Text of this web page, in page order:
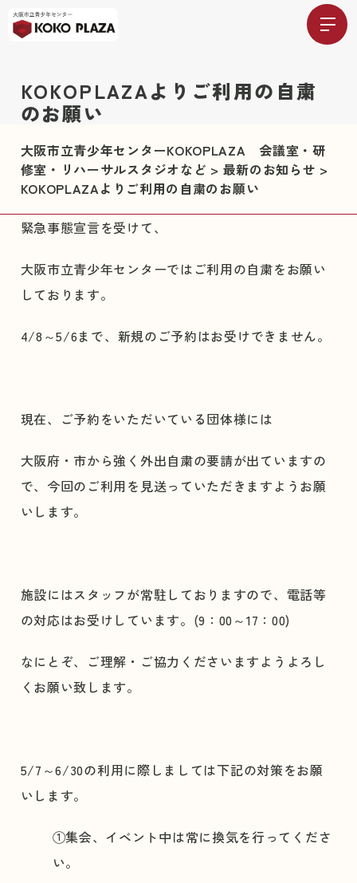
KOKOPLAZAよりご利用の自粛
のお願い
大阪市立青少年センターKOKOPLAZA 会議室・研
修室・リハーサルスタジオなど > 最新のお知らせ >
KOKOPLAZAよりご利用の自粛のお願い
緊急事態宣言を受けて、
大阪市立青少年センターではご利用の自粛をお願い
しております。
4/8～5/6まで、新規のご予約はお受けできません。
現在、ご予約をいただいている団体様には
大阪府・市から強く外出自粛の要請が出ていますの
で、今回のご利用を見送っていただきますようお願
いします。
施設にはスタッフが常駐しておりますので、電話等
の対応はお受けしています。(9：00～17：00)
なにとぞ、ご理解・ご協力くださいますようよろし
くお願い致します。
5/7～6/30の利用に際しましては下記の対策をお願
いします。
①集会、イベント中は常に換気を行ってくださ
い。